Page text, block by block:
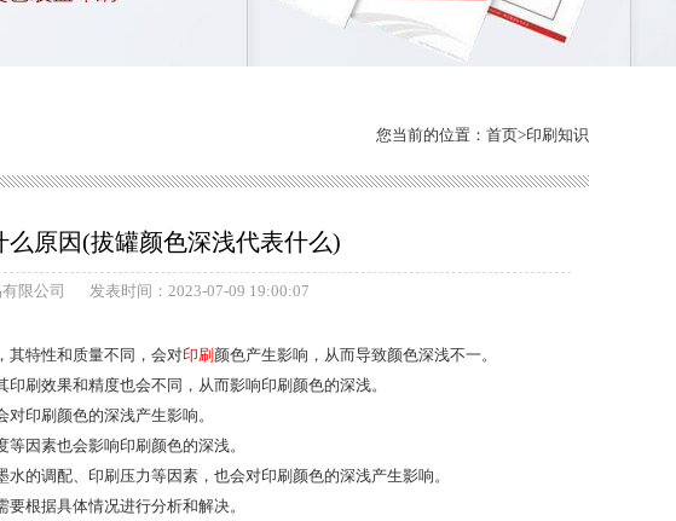
您当前的位置： 首页>印刷知识
么原因(拔罐颜色深浅代表什么)
限公司
发表时间：2023-07-09 19:00:07
其特性和质量不同，会对印刷 颜色产生影响，从而导致颜色深浅不一。
刷效果和精度也会不同，从而影响印刷颜色的深浅。
印刷颜色的深浅产生影响。
因素也会影响印刷颜色的深浅。
的调配、印刷压力等因素，也会对印刷颜色的深浅产生影响。
根据具体情况进行分析和解决。